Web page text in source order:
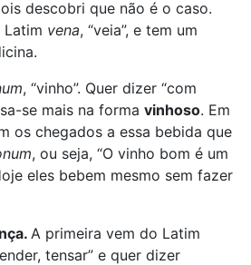
descobri que não é o caso.
Latim vena, “veia”, e tem um
, “vinho”. Quer dizer “com
se mais na forma vinhoso. Em
os chegados a essa bebida que
, ou seja, “O vinho bom é um
eles bebem mesmo sem fazer
A primeira vem do Latim
tensar” e quer dizer